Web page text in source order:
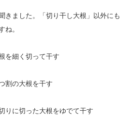
きました。「切り干し大根」以外にも
ね。
を細く切って干す
割の大根を干す
りに切った大根をゆでて干す